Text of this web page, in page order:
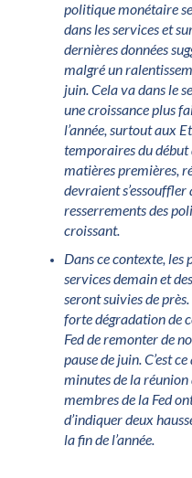
politique monétaire
dans les services et
dernières données
malgré un
juin. Cela va dans le
une croissance plus
l’année, surtout aux
temporaires du début
matières premières,
devraient s’essouffler
resserrements des
croissant.
Dans ce contexte, les
services demain et
seront suivies de
forte dégradation de
Fed de remonter de
pause de juin. C’est
minutes de la
membres de la Fed
d’indiquer deux
la fin de l’année.